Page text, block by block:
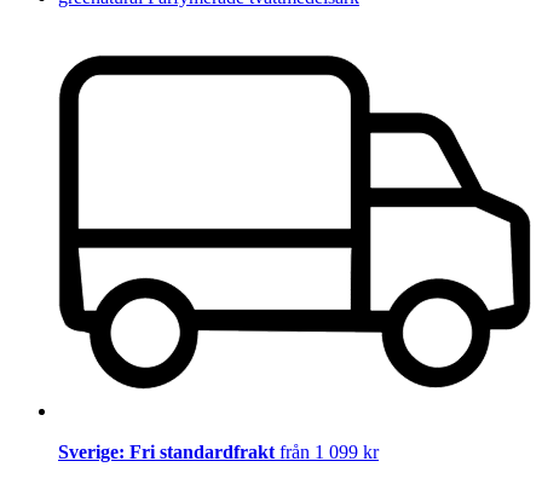
Sverige: Fri standardfrakt från 1 099 kr